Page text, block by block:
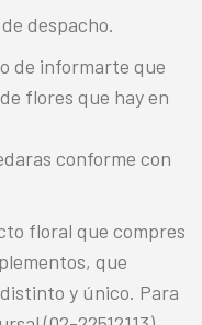
despacho.
de informarte que
flores que hay en
conforme con
floral que compres
que
y único. Para